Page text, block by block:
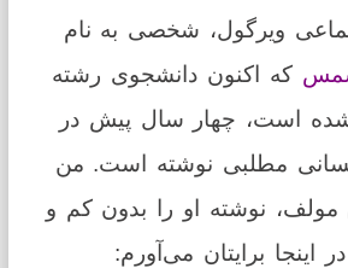
ویرگول، شخصی به نام
که اکنون دانشجوی رشته
است، چهار سال پیش در
مطلبی نوشته است. من
نوشته او را بدون کم و
برایتان می‌آورم: